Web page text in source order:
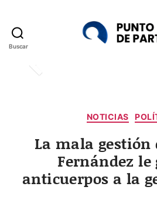
Buscar
Categorías
NOTICIAS
La mala gestión
Fernández le
anticuerpos a la